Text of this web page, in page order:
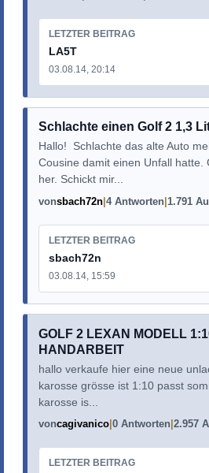
LETZTER BEITRAG
LA5T
03.08.14, 20:14
Schlachte einen Golf 2 1,3
Hallo! Schlachte das alte Auto
Cousine damit einen Unfall hatte.
her. Schickt mir...
vonsbach72n 4 Antworten 1.791
LETZTER BEITRAG
sbach72n
03.08.14, 15:59
GOLF 2 LEXAN MODELL
HANDARBEIT
hallo verkaufe hier eine neue
karosse grösse ist 1:10 passt
karosse is...
voncagivanico 0 Antworten 2.957
LETZTER BEITRAG